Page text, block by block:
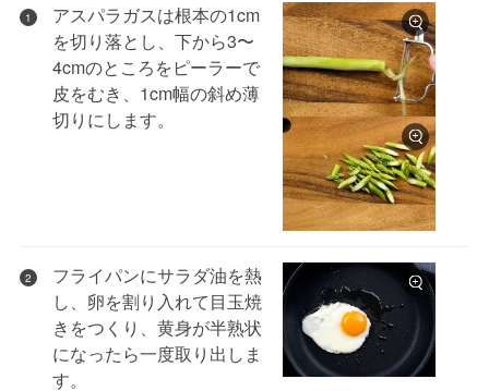
1
アスパラガスは根本の1cm
を切り落とし、下から3〜
4cmのところをピーラーで
皮をむき、1cm幅の斜め薄
切りにします。
2
フライパンにサラダ油を熱
し、卵を割り入れて目玉焼
きをつくり、黄身が半熟状
になったら一度取り出しま
す。